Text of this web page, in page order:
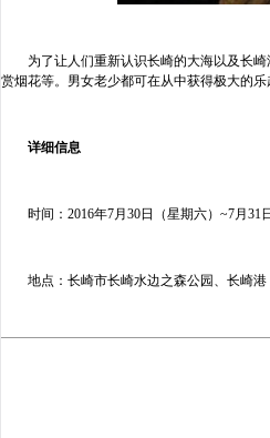
为了让人们重新认识长崎的大海以及长
赏烟花等。男女老少都可在从中获得极大的乐
详细信息
时间：2016年7月30日（星期六）~7月31
地点：长崎市长崎水边之森公园、长崎港